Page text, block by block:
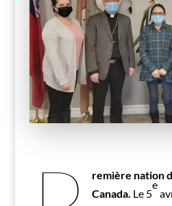
remière nation
Canada. Le 5
e